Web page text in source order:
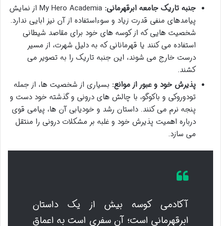
جنبه تاریک جامعه ابرقهرمانی:
My Hero Academia از نمایش
پیامدهای منفی قدرت زیاد و سوءاستفاده از آن نیز ابایی ندارد.
شخصیت هایی که از کوسه های خود برای مقاصد شیطانی
استفاده می کنند یا قهرمانانی که به دلیل شهرت، از مسیر
درست خارج می شوند، این جنبه تاریک را به تصویر می
کشند.
پذیرش خود و عبور از موانع: بسیاری از شخصیت ها، از جمله
تودوروکی و باکوگو، با چالش های درونی و گذشته خود دست و
پنجه نرم می کنند. داستان رشد و خودیابی آن ها، پیامی قوی
درباره اهمیت پذیرش خود و غلبه بر مشکلات درونی را منتقل
می سازد.
آکادمی کوسه بیش از یک داستان
ابرقهرمانی است؛ آن سفری است به اعماق